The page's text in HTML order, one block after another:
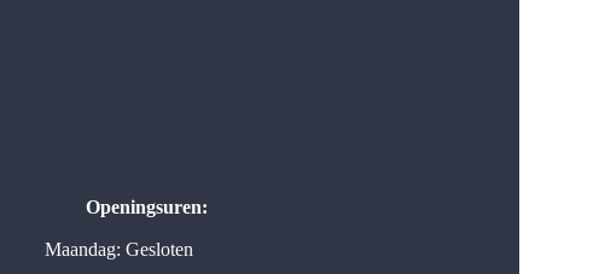
Openingsuren:
Maandag: Gesloten